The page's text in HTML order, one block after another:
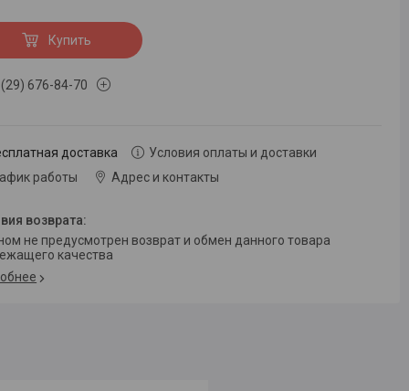
Купить
676-84-70
доставка
Условия оплаты и доставки
работы
Адрес и контакты
качества